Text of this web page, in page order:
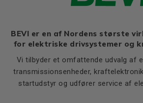
BEVI er en af Nordens største
for elektriske drivsystemer og
Vi tilbyder et omfattende udvalg af
transmissionsenheder,
startudstyr og udfører service af